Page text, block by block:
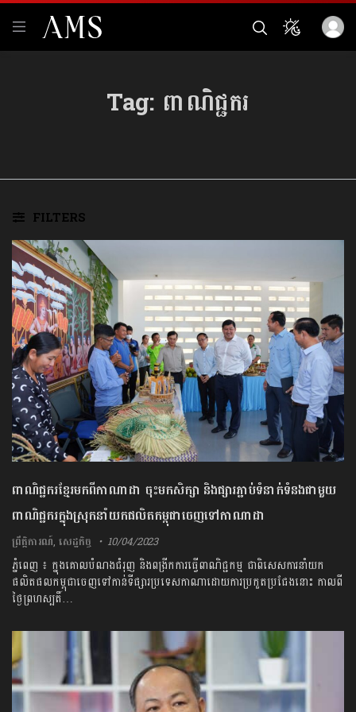
Tag: ពាណិជ្ជករ
FILTERS
ពាណិជ្ជករខ្មែរមកពីកាណាដា ចុះមកសិក្សា និងផ្សារភ្ជាប់ទំនាក់ទំនងជាមួយ
ពាណិជ្ជករក្នុងស្រុកនាំយកផលិតកម្ពុជាចេញទៅកាណាដា
ព្រឹត្តិការណ៍,សេដ្ឋកិច្ច 10/04/2023
ភ្នំពេញ ៖ ក្នុងគោលបំណងជំរុញ និងពង្រីកការធ្វើពាណិជ្ជកម្ម ជាពិសេសការនាំយក
ផលិតផលកម្ពុជាចេញទៅកាន់ទីផ្សារប្រទេសកាណាដោយការប្រកួតប្រជែងនោះ កាលពី
ថ្ងៃព្រហស្បតិ៍…